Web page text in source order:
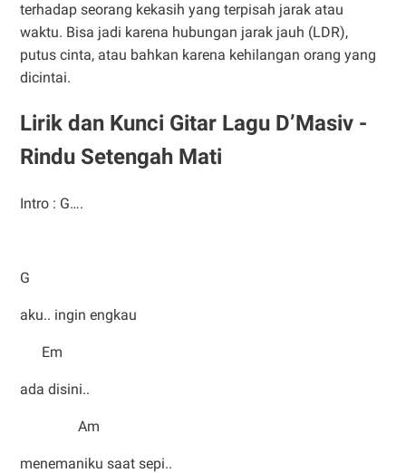
terhadap seorang kekasih yang terpisah jarak atau
waktu. Bisa jadi karena hubungan jarak jauh (LDR),
putus cinta, atau bahkan karena kehilangan orang yang
dicintai.
Lirik dan Kunci Gitar Lagu D’Masiv -
Rindu Setengah Mati
Intro : G….
G
aku.. ingin engkau
Em
ada disini..
Am
menemaniku saat sepi..